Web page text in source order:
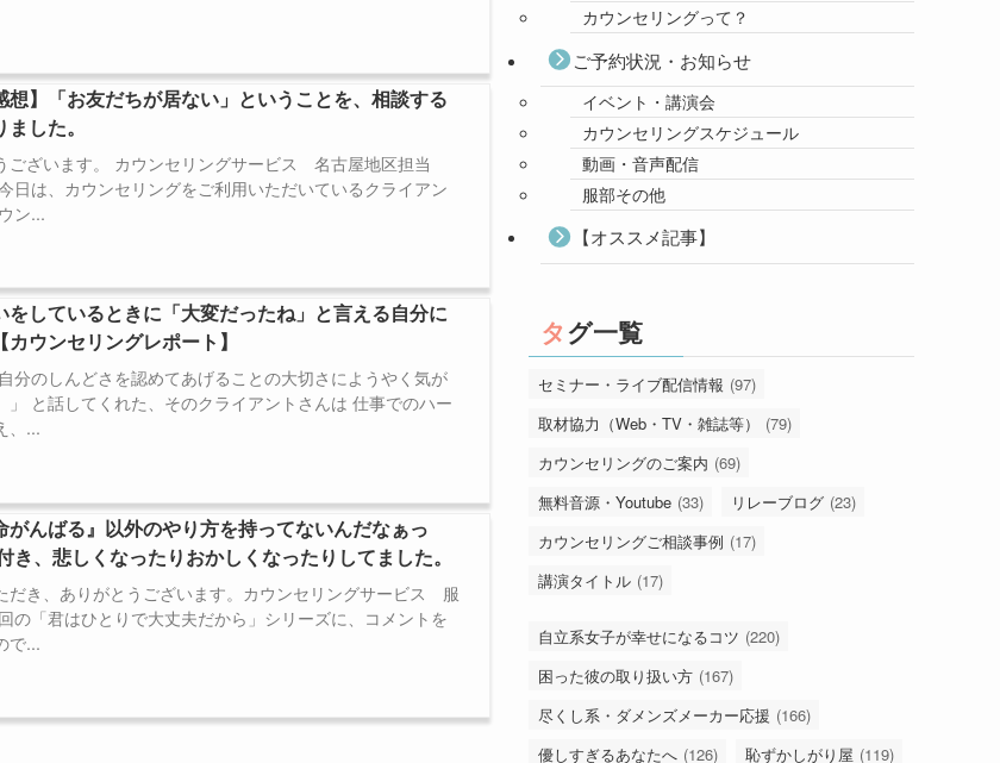
想】「お友だちが居ない」ということを、相談する
した。
ございます。 カウンセリングサービス 名古屋地区担当
日は、カウンセリングをご利用いただいているクライアン
ン...
をしているときに「大変だったね」と言える自分に
ウンセリングレポート】
分のしんどさを認めてあげることの大切さにようやく気が
」 と話してくれた、そのクライアントさんは 仕事でのハー
、...
がんばる』以外のやり方を持ってないんだなぁっ
き、悲しくなったりおかしくなったりしてました。
だき、ありがとうございます。カウンセリングサービス 服
の「君はひとりで大丈夫だから」シリーズに、コメントを
で...
カウンセリングって？
ご予約状況・お知らせ
イベント・講演会
カウンセリングスケジュール
動画・音声配信
服部その他
【オススメ記事】
タグ一覧
セミナー・ライブ配信情報 (97)
取材協力（Web・TV・雑誌等）
(79)
カウンセリングのご案内 (69)
無料音源・Youtube (33) リレーブログ (23)
カウンセリングご相談事例 (17)
講演タイトル (17)
自立系女子が幸せになるコツ (220)
困った彼の取り扱い方 (167)
尽くし系・ダメンズメーカー応援 (166)
優しすぎるあなたへ (126) 恥ずかしがり屋 (119)